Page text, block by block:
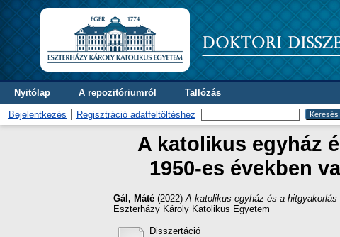
Nyitólap A repozitóriumról Tallózás
Bejelentkezés Regisztráció adatfeltöltéshez
A katolikus egyház
1950-es években
Gál, Máté (2022) A katolikus egyház és a
Eszterházy Károly Katolikus Egyetem
Disszertáció